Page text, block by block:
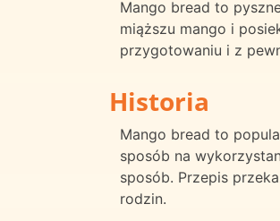
Mango bread to
miąższu mango i
przygotowaniu i z
Historia
Mango bread to
sposób na
sposób. Przepis
rodzin.